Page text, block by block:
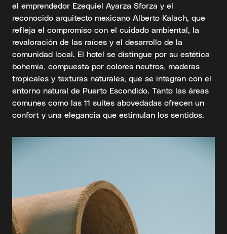
el emprendedor Ezequiel Ayarza Sforza y el
reconocido arquitecto mexicano Alberto Kalach, que
refleja el compromiso con el cuidado ambiental, la
revaloración de las raíces y el desarrollo de la
comunidad local. El hotel se distingue por su estética
bohemia, compuesta por colores neutros, maderas
tropicales y texturas naturales, que se integran con el
entorno natural de Puerto Escondido. Tanto las áreas
comunes como las 11 suites abovedadas ofrecen un
confort y una elegancia que estimulan los sentidos.